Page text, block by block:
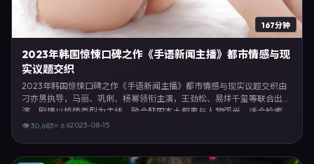
167分钟
2023年韩国惊悚口碑之作《手语新闻主播》都市情感与现
实议题交织
2023年韩国惊悚口碑之作《手语新闻主播》都市情感与现实议题交织由
刁亦男执导，马丽、巩俐、杨幂领衔主演，王劲松、易烊千玺等联合出
演。剧情以惊悚类型为主线，融合韩国本土叙事与人物弧光，适合检索
「惊悚电影 韩国 刁亦男 马丽」等关键词的观众。2023年8月15日韩国首
👁30,683⭐ 6.92023-08-15